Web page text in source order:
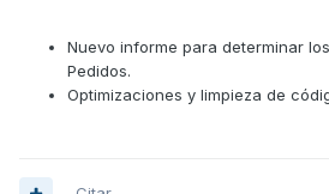
Nuevo informe para determinar
Pedidos.
Optimizaciones y limpieza de